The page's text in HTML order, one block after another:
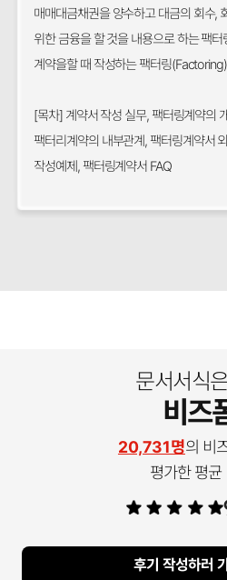
매매대금채권을 양수하고 대금의 회수,
위한 금융을 할 것을 내용으로 하는 팩
계약을할 때 작성하는 팩터링
[목차] 계약서 작성 실무, 팩터링계약의
팩터리계약의 내부관계, 팩터링계약서
작성예제, 팩터링계약서 FAQ
문서서식
비즈
20,731명의 비
평가한 평균
후기 작성하러